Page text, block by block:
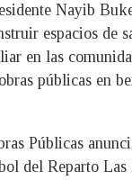
Nayib
espacios de
en las
públicas en
Públicas
del Reparto Las